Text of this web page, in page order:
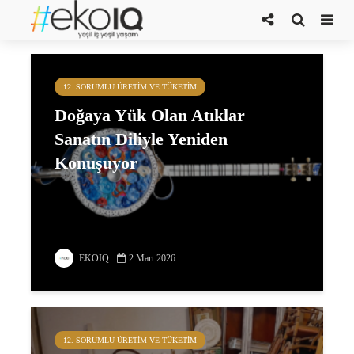
İADE
12. SORUMLU ÜRETIM VE TÜKETIM
Doğaya Yük Olan Atıklar
Sanatın Diliyle Yeniden
Konuşuyor
EKOIQ 2 Mart 2026
12. SORUMLU ÜRETIM VE TÜKETIM